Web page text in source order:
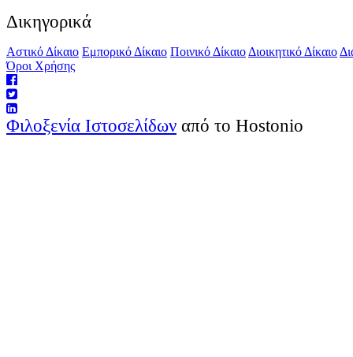
Δικηγορικά
Αστικό Δίκαιο Εμπορικό Δίκαιο Ποινικό Δίκαιο Διοικητικό Δίκαιο
Όροι Χρήσης
Φιλοξενία Ιστοσελίδων από το Hostonio